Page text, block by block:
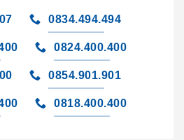
0834.494.494
0824.400.400
0854.901.901
0818.400.400